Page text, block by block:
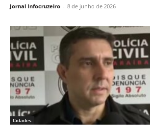
Jornal Infocruzeiro - 8 de junho de 2026
Cidades